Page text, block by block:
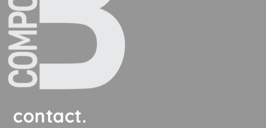
contact.